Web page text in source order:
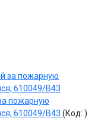
пожарную
610049/В43 (Код: )